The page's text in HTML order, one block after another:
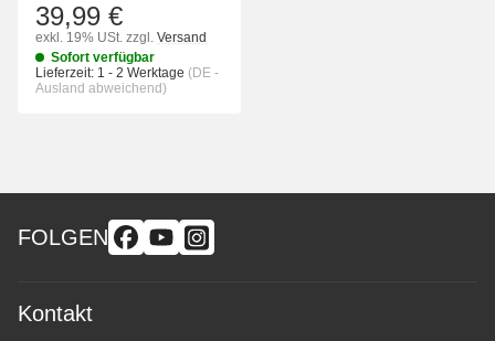
39,99 €
exkl. 19% USt. zzgl. Versand
Sofort verfügbar
Lieferzeit: 1 - 2 Werktage (DE -
Ausland abweichend)
FOLGEN
Kontakt